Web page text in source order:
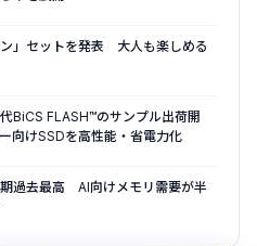
」セットを発表 大人も楽しめる
BiCS FLASH™のサンプル出荷開
向けSSDを高性能・省電力化
過去最高 AI向けメモリ需要が半